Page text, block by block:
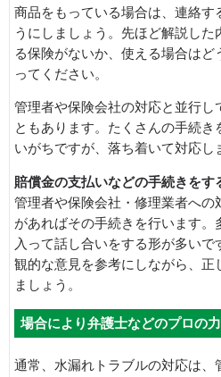
商品をもっている場合は、連絡す
うにしましょう。先ほど解説した
る保険がないか、使える場合はど
ってください。
管理者や保険会社の対応と並行し
ともあります。たくさんの手続き
いがちですが、落ち着いて対応し
賠償金の支払いなどの手続きをす
管理者や保険会社・修理業者への
があればその手続きを行います。
入って話し合いをする形が多い
観的な意見を参考にしながら、正
ましょう。
場合により弁護士などのプロの
通常、水漏れトラブルの対応は、